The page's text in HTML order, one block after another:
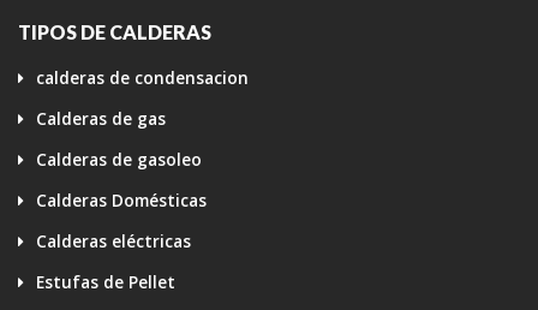
TIPOS DE CALDERAS
calderas de condensacion
Calderas de gas
Calderas de gasoleo
Calderas Domésticas
Calderas eléctricas
Estufas de Pellet